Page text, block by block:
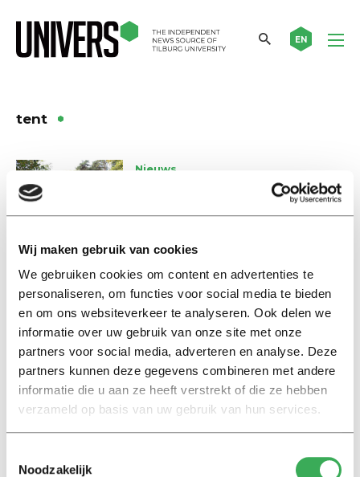
Wij maken gebruik van cookies
We gebruiken cookies om content en advertenties te
personaliseren, om functies voor social media te bieden
en om ons websiteverkeer te analyseren. Ook delen we
informatie over uw gebruik van onze site met onze
partners voor social media, adverteren en analyse. Deze
partners kunnen deze gegevens combineren met andere
informatie die u aan ze heeft verstrekt of die ze hebben
verzameld op basis van uw gebruik van hun services.
Noodzakelijk
EN
tent
Nieuws
Tentamens in tenten mogelijk
Nieuws
Studenten in tenten: weinig
zorgen bij Van Engelshoven
31 oktober 2019
Nieuws
Universiteit Antwerpen geeft
voorlopig les in tenten